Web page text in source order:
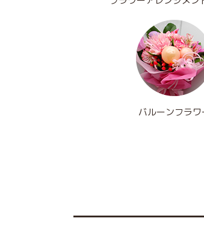
バルーンフラワ